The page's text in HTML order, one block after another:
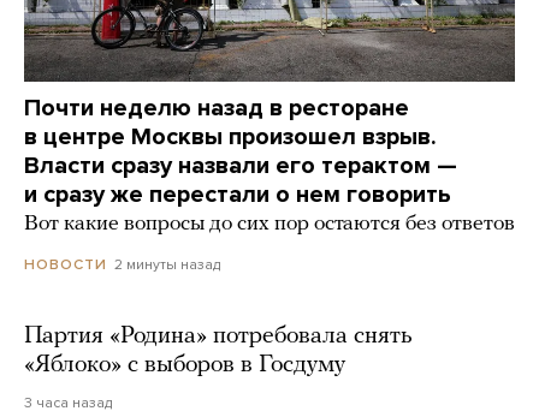
Почти неделю назад в ресторане
в центре Москвы произошел взрыв.
Власти сразу назвали его терактом —
и сразу же перестали о нем говорить
Вот какие вопросы до сих пор остаются без ответов
НОВОСТИ 2 минуты назад
Партия «Родина» потребовала снять
«Яблоко» с выборов в Госдуму
3 часа назад